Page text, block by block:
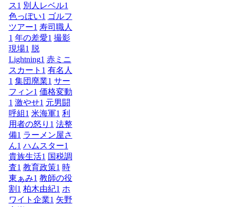
ス1 別人レベル1
色っぽい1 ゴルフ
ツアー1 寿司職人
1 年の差愛1 撮影
現場1 脱
Lightning1 赤ミニ
スカート 1 有名人
1 集団廃業1 サー
フィン1 価格変動
1 激やせ1 元男闘
呼組1 米海軍1 利
用者の怒り 1 法整
備1 ラーメン屋さ
ん1 ハムスター1
貴族生活1 国税調
査1 教育政策1 時
東ぁみ1 教師の役
割 1 柏木由紀1 ホ
ワイト企業1 矢野